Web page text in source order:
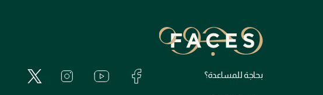
بحاجة للمساعدة؟